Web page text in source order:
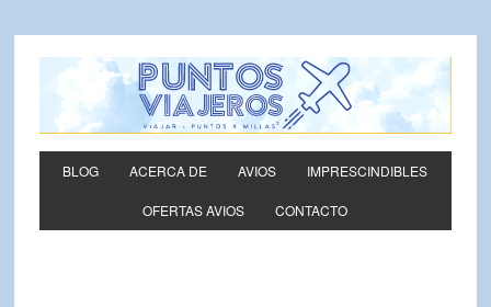
BLOG ACERCA DE AVIOS IMPRESCINDIBLES
OFERTAS AVIOS CONTACTO